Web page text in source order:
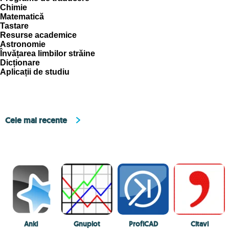
Chimie
Matematică
Tastare
Resurse academice
Astronomie
Învățarea limbilor străine
Dicționare
Aplicații de studiu
Cele mai recente
Anki Gnuplot ProfiCAD Citavi